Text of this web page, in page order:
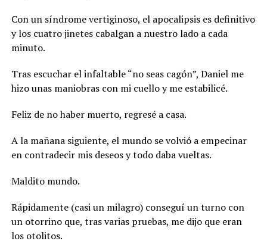
Con un síndrome vertiginoso, el apocalipsis es definitivo
y los cuatro jinetes cabalgan a nuestro lado a cada
minuto.
Tras escuchar el infaltable “no seas cagón”, Daniel me
hizo unas maniobras con mi cuello y me estabilicé.
Feliz de no haber muerto, regresé a casa.
A la mañana siguiente, el mundo se volvió a empecinar
en contradecir mis deseos y todo daba vueltas.
Maldito mundo.
Rápidamente (casi un milagro) conseguí un turno con
un otorrino que, tras varias pruebas, me dijo que eran
los otolitos.